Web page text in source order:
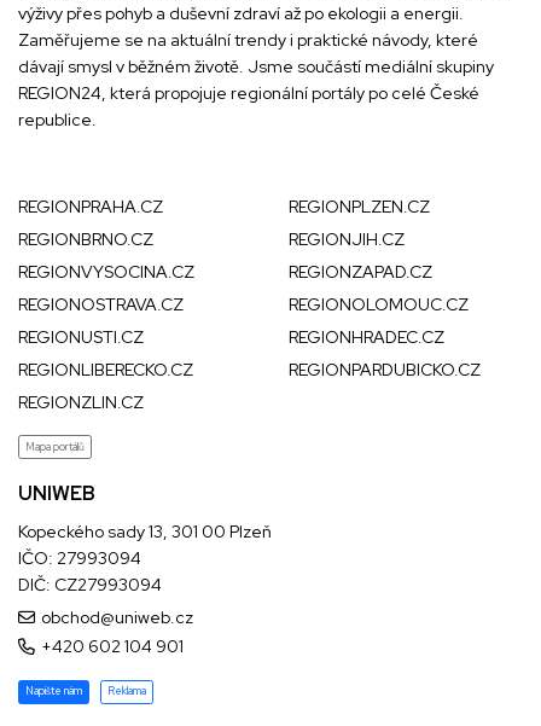
výživy přes pohyb a duševní zdraví až po ekologii a energii.
Zaměřujeme se na aktuální trendy i praktické návody, které
dávají smysl v běžném životě. Jsme součástí mediální skupiny
REGION24, která propojuje regionální portály po celé České
republice.
REGIONPRAHA.CZ
REGIONPLZEN.CZ
REGIONBRNO.CZ
REGIONJIH.CZ
REGIONVYSOCINA.CZ
REGIONZAPAD.CZ
REGIONOSTRAVA.CZ
REGIONOLOMOUC.CZ
REGIONUSTI.CZ
REGIONHRADEC.CZ
REGIONLIBERECKO.CZ
REGIONPARDUBICKO.CZ
REGIONZLIN.CZ
Mapa portálů
UNIWEB
Kopeckého sady 13, 301 00 Plzeň
IČO: 27993094
DIČ: CZ27993094
obchod@uniweb.cz
+420 602 104 901
Napište nám Reklama